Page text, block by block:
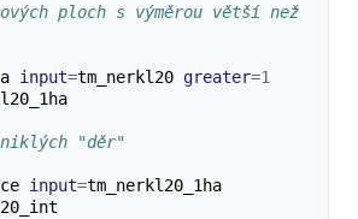
ploch s výměrou větší než
input=tm_nerkl20 greater=1
"děr"
input=tm_nerkl20_1ha